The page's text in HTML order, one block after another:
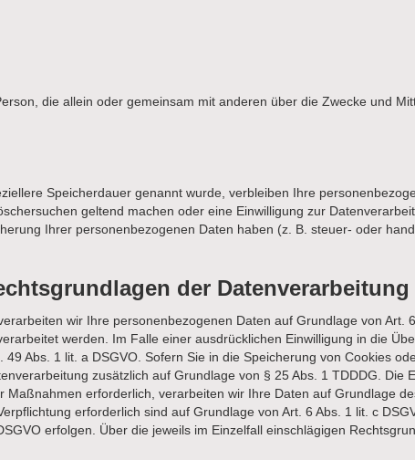
die allein oder gemeinsam mit anderen über die Zwecke und
Speicherdauer genannt wurde, verbleiben Ihre
geltend machen oder eine Einwilligung zur
Ihrer personenbezogenen Daten haben (z. B. steuer- oder
der
wir Ihre personenbezogenen Daten auf Grundlage von Art.
werden. Im Falle einer ausdrücklichen Einwilligung in die
Abs. 1 lit. a DSGVO. Sofern Sie in die Speicherung von Cookies
zusätzlich auf Grundlage von § 25 Abs. 1 TDDDG. Die
erforderlich, verarbeiten wir Ihre Daten auf Grundlage
erforderlich sind auf Grundlage von Art. 6 Abs. 1 lit. c
erfolgen. Über die jeweils im Einzelfall einschlägigen